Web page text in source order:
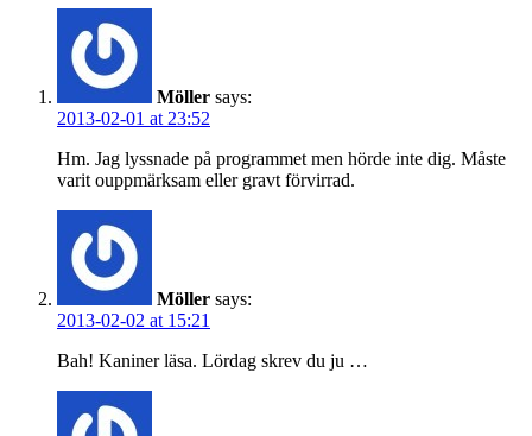
Möller says:
2013-02-01 at 23:52
Hm. Jag lyssnade på programmet men hörde inte dig. Måste
varit ouppmärksam eller gravt förvirrad.
Möller says:
2013-02-02 at 15:21
Bah! Kaniner läsa. Lördag skrev du ju …